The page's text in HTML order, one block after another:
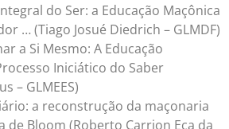
do Ser: a Educação Maçônica
… (Tiago Josué Diedrich – GLMDF)
a Si Mesmo: A Educação
Iniciático do Saber
– GLMEES)
a reconstrução da maçonaria
de Bloom (Roberto Carrion Eça da